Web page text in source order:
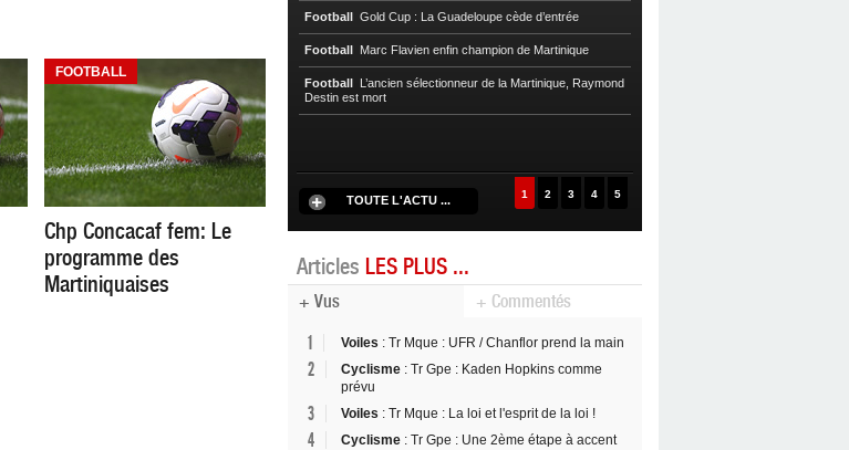
FOOTBALL
Chp Concacaf fem: Le
programme des
Martiniquaises
Football Gold Cup : La Guadeloupe cède d’entrée
Football Marc Flavien enfin champion de Martinique
Football L’ancien sélectionneur de la Martinique, Raymond
Destin est mort
TOUTE L'ACTU ... 1 2 3 4 5
Articles LES PLUS ...
+ Vus + Commentés
1 Voiles : Tr Mque : UFR / Chanflor prend la main
2 Cyclisme : Tr Gpe : Kaden Hopkins comme
prévu
3 Voiles : Tr Mque : La loi et l'esprit de la loi !
4 Cyclisme : Tr Gpe : Une 2ème étape à accent